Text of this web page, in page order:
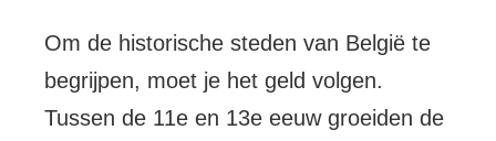
Om de historische steden van België te
begrijpen, moet je het geld volgen.
Tussen de 11e en 13e eeuw groeiden de